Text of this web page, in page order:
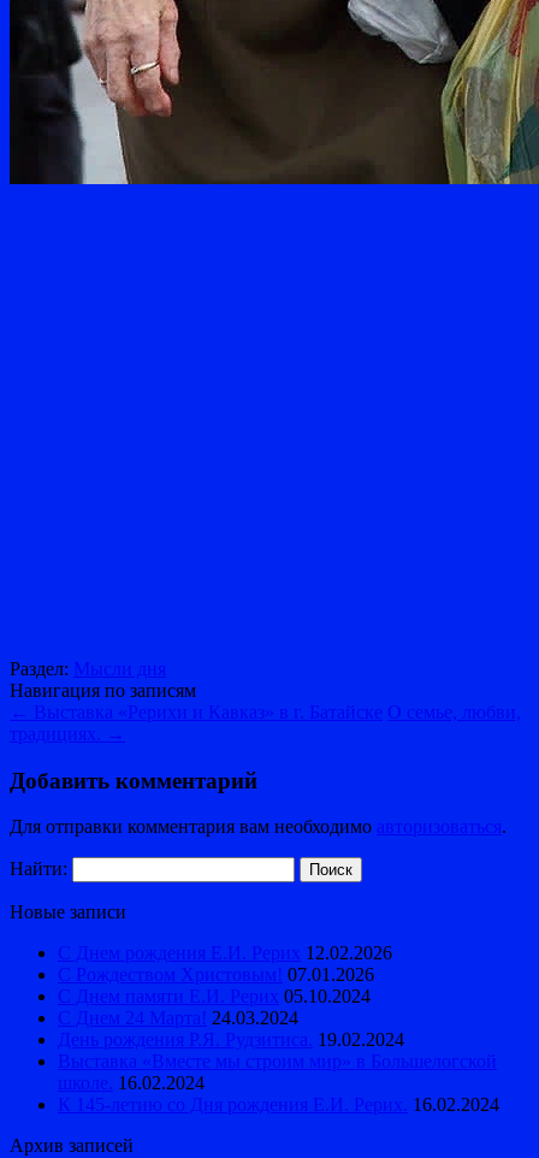
Раздел: Мысли дня
Навигация по записям
← Выставка «Рерихи и Кавказ» в г. Батайске О семье, любви,
традициях. →
Добавить комментарий
Для отправки комментария вам необходимо авторизоваться.
Найти:
Новые записи
С Днем рождения Е.И. Рерих 12.02.2026
С Рождеством Христовым! 07.01.2026
С Днем памяти Е.И. Рерих 05.10.2024
С Днем 24 Марта! 24.03.2024
День рождения Р.Я. Рудзитиса. 19.02.2024
Выставка «Вместе мы строим мир» в Большелогской
школе. 16.02.2024
К 145-летию со Дня рождения Е.И. Рерих. 16.02.2024
Архив записей